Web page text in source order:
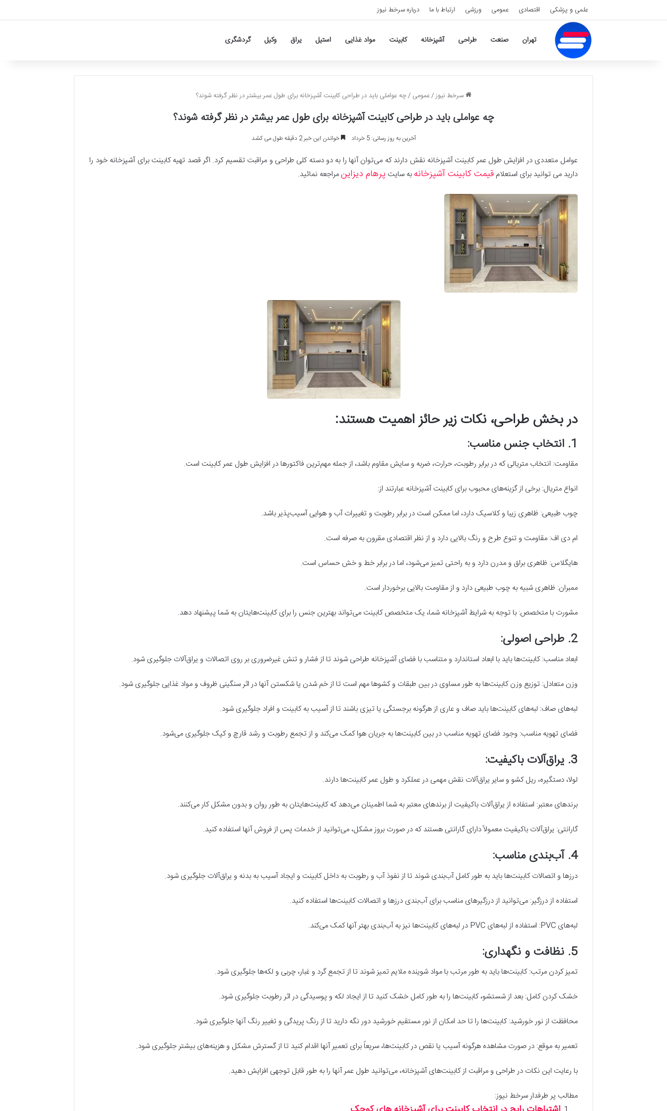
علمی و پزشکی اقتصادی عمومی ورزشی ارتباط با ما درباره سرخط نیوز
تهران صنعت طراحی آشپزخانه کابینت مواد غذایی استیل یراق وکیل گردشگری
سرخط نیوز/عمومی /چه عواملی باید در طراحی کابینت آشپزخانه برای طول عمر بیشتر در نظر گرفته شوند؟
چه عواملی باید در طراحی کابینت آشپزخانه برای طول عمر بیشتر در نظر گرفته شوند؟
آخرین به روز رسانی: 5 خرداد خواندن این خبر 2 دقیقه طول می کشد
عوامل متعددی در افزایش طول عمر کابینت آشپزخانه نقش دارند که می‌توان آنها را به دو دسته کلی طراحی و مراقبت تقسیم کرد. اگر قصد تهیه کابینت برای آشپزخانه خود را
دارید می توانید برای استعلامقیمت کابینت آشپزخانهبه سایت پرهام دیزاینمراجعه نمائید.
در بخش طراحی، نکات زیر حائز اهمیت هستند:
1. انتخاب جنس مناسب:
مقاومت: انتخاب متریالی که در برابر رطوبت، حرارت، ضربه و سایش مقاوم باشد، از جمله مهم‌ترین فاکتورها در افزایش طول عمر کابینت است.
انواع متریال: برخی از گزینه‌های محبوب برای کابینت آشپزخانه عبارتند از:
چوب طبیعی: ظاهری زیبا و کلاسیک دارد، اما ممکن است در برابر رطوبت و تغییرات آب و هوایی آسیب‌پذیر باشد.
ام دی اف: مقاومت و تنوع طرح و رنگ بالایی دارد و از نظر اقتصادی مقرون به صرفه است.
هایگلاس: ظاهری براق و مدرن دارد و به راحتی تمیز می‌شود، اما در برابر خط و خش حساس است.
ممبران: ظاهری شبیه به چوب طبیعی دارد و از مقاومت بالایی برخوردار است.
مشورت با متخصص: با توجه به شرایط آشپزخانه شما، یک متخصص کابینت می‌تواند بهترین جنس را برای کابینت‌هایتان به شما پیشنهاد دهد.
2. طراحی اصولی:
ابعاد مناسب: کابینت‌ها باید با ابعاد استاندارد و متناسب با فضای آشپزخانه طراحی شوند تا از فشار و تنش غیرضروری بر روی اتصالات و یراق‌آلات جلوگیری شود.
وزن متعادل: توزیع وزن کابینت‌ها به طور مساوی در بین طبقات و کشوها مهم است تا از خم شدن یا شکستن آنها در اثر سنگینی ظروف و مواد غذایی جلوگیری شود.
لبه‌های صاف: لبه‌های کابینت‌ها باید صاف و عاری از هرگونه برجستگی یا تیزی باشند تا از آسیب به کابینت و افراد جلوگیری شود.
فضای تهویه مناسب: وجود فضای تهویه مناسب در بین کابینت‌ها به جریان هوا کمک می‌کند و از تجمع رطوبت و رشد قارچ و کپک جلوگیری می‌شود.
3. یراق‌آلات باکیفیت:
لولا، دستگیره، ریل کشو و سایر یراق‌آلات نقش مهمی در عملکرد و طول عمر کابینت‌ها دارند.
برندهای معتبر: استفاده از یراق‌آلات باکیفیت از برندهای معتبر به شما اطمینان می‌دهد که کابینت‌هایتان به طور روان و بدون مشکل کار می‌کنند.
گارانتی: یراق‌آلات باکیفیت معمولاً دارای گارانتی هستند که در صورت بروز مشکل، می‌توانید از خدمات پس از فروش آنها استفاده کنید.
4. آب‌بندی مناسب:
درزها و اتصالات کابینت‌ها باید به طور کامل آب‌بندی شوند تا از نفوذ آب و رطوبت به داخل کابینت و ایجاد آسیب به بدنه و یراق‌آلات جلوگیری شود.
استفاده از درزگیر: می‌توانید از درزگیرهای مناسب برای آب‌بندی درزها و اتصالات کابینت‌ها استفاده کنید.
لبه‌های PVC: استفاده از لبه‌های PVC در لبه‌های کابینت‌ها نیز به آب‌بندی بهتر آنها کمک می‌کند.
5. نظافت و نگهداری:
تمیز کردن مرتب: کابینت‌ها باید به طور مرتب با مواد شوینده ملایم تمیز شوند تا از تجمع گرد و غبار، چربی و لکه‌ها جلوگیری شود.
خشک کردن کامل: بعد از شستشو، کابینت‌ها را به طور کامل خشک کنید تا از ایجاد لکه و پوسیدگی در اثر رطوبت جلوگیری شود.
محافظت از نور خورشید: کابینت‌ها را تا حد امکان از نور مستقیم خورشید دور نگه دارید تا از رنگ پریدگی و تغییر رنگ آنها جلوگیری شود.
تعمیر به موقع: در صورت مشاهده هرگونه آسیب یا نقص در کابینت‌ها، سریعاً برای تعمیر آنها اقدام کنید تا از گسترش مشکل و هزینه‌های بیشتر جلوگیری شود.
با رعایت این نکات در طراحی و مراقبت از کابینت‌های آشپزخانه، می‌توانید طول عمر آنها را به طور قابل توجهی افزایش دهید.
مطالب پر طرفدار سرخط نیوز: